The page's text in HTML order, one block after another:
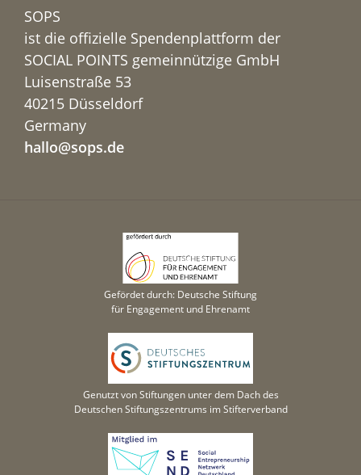
SOPS
ist die offizielle Spendenplattform der
SOCIAL POINTS gemeinnützige GmbH
Luisenstraße 53
40215 Düsseldorf
Germany
hallo@sops.de
Gefördet durch: Deutsche Stiftung
für Engagement und Ehrenamt
Genutzt von Stiftungen unter dem Dach des
Deutschen Stiftungszentrums im Stifterverband